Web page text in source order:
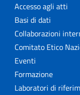
Accesso agli atti
Basi di dati
Collaborazioni
Comitato Etico
Eventi
Formazione
Laboratori di